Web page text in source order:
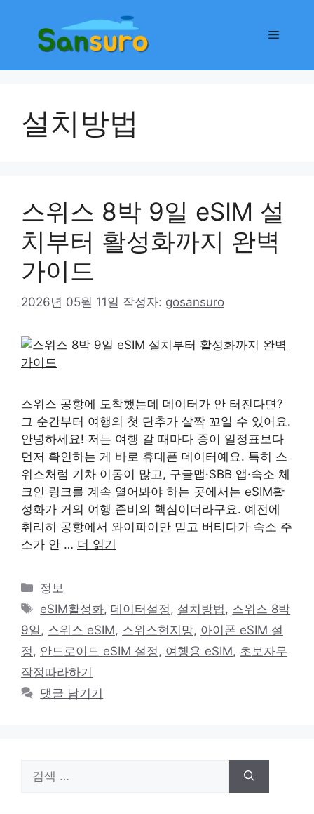
메
설치방법
스위스 8박 9일 eSIM 설
치부터 활성화까지 완벽
가이드
2026년 05월 11일 작성자: gosansuro
스위스 공항에 도착했는데 데이터가 안 터진다면?
그 순간부터 여행의 첫 단추가 살짝 꼬일 수 있어요.
안녕하세요! 저는 여행 갈 때마다 종이 일정표보다
먼저 확인하는 게 바로 휴대폰 데이터예요. 특히 스
위스처럼 기차 이동이 많고, 구글맵·SBB 앱·숙소 체
크인 링크를 계속 열어봐야 하는 곳에서는 eSIM활
성화가 거의 여행 준비의 핵심이더라구요. 예전에
취리히 공항에서 와이파이만 믿고 버티다가 숙소 주
소가 안 … 더 읽기
카
테
리
정보
태
eSIM활성화, 데이터설정 , 설치방법 , 스위스 8박
9일 , 스위스 eSIM, 스위스현지망, 아이폰 eSIM 설
정 , 안드로이드 eSIM 설정 , 여행용 eSIM, 초보자무
작정따라하기
댓글 남기기
색: